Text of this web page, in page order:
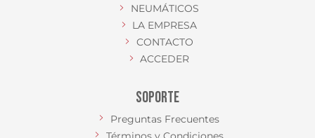
NEUMÁTICOS
LA EMPRESA
CONTACTO
ACCEDER
SOPORTE
Preguntas Frecuentes